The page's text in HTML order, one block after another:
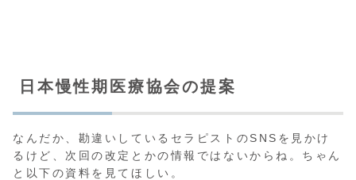
日本慢性期医療協会の提案
なんだか、勘違いしているセラピストのSNSを見かけ
るけど、次回の改定とかの情報ではないからね。ちゃん
と以下の資料を見てほしい。